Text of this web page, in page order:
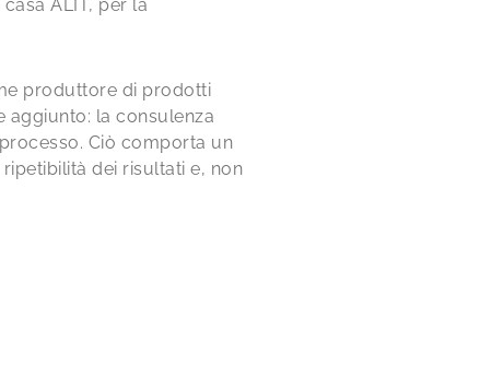
ALIT, per la
produttore di prodotti
aggiunto: la consulenza
Ciò comporta un
dei risultati e, non